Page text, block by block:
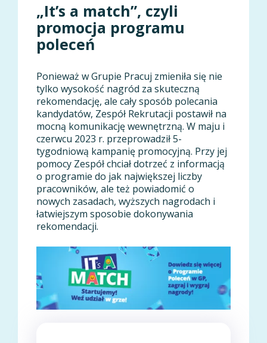
„It’s a match”, czyli
promocja programu
poleceń
Ponieważ w Grupie Pracuj zmieniła się nie
tylko wysokość nagród za skuteczną
rekomendację, ale cały sposób polecania
kandydatów, Zespół Rekrutacji postawił na
mocną komunikację wewnętrzną. W maju i
czerwcu 2023 r. przeprowadził 5-
tygodniową kampanię promocyjną. Przy jej
pomocy Zespół chciał dotrzeć z informacją
o programie do jak największej liczby
pracowników, ale też powiadomić o
nowych zasadach, wyższych nagrodach i
łatwiejszym sposobie dokonywania
rekomendacji.